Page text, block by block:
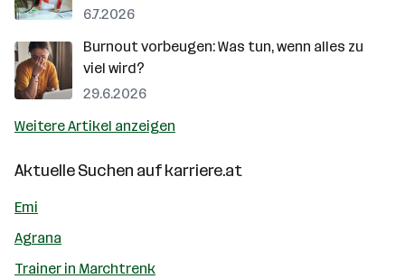
6.7.2026
Burnout vorbeugen: Was tun, wenn alles zu
viel wird?
29.6.2026
Weitere Artikel anzeigen
Aktuelle Suchen aufkarriere.at
Emi
Agrana
Trainer in Marchtrenk